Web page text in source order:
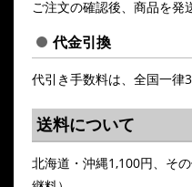
ご注文の確認後、商品を発
代金引換
代引き手数料は、全国一律
送料について
北海道・沖縄1,100円、そ